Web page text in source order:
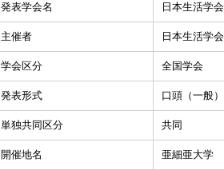
発表学会名 日本生活学
主催者 日本生活学会
学会区分 全国学会
発表形式 口頭（一般）
単独共同区分 共同
開催地名 亜細亜大学